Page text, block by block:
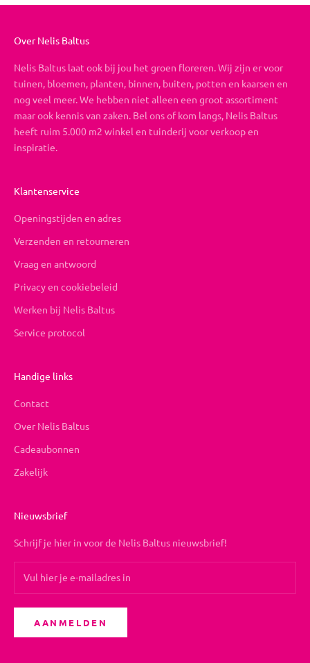
Over Nelis Baltus
Nelis Baltus laat ook bij jou het groen floreren. Wij zijn er voor
tuinen, bloemen, planten, binnen, buiten, potten en kaarsen en
nog veel meer. We hebben niet alleen een groot assortiment
maar ook kennis van zaken. Bel ons of kom langs, Nelis Baltus
heeft ruim 5.000 m2 winkel en tuinderij voor verkoop en
inspiratie.
Klantenservice
Openingstijden en adres
Verzenden en retourneren
Vraag en antwoord
Privacy en cookiebeleid
Werken bij Nelis Baltus
Service protocol
Handige links
Contact
Over Nelis Baltus
Cadeaubonnen
Zakelijk
Nieuwsbrief
Schrijf je hier in voor de Nelis Baltus nieuwsbrief!
AANMELDEN